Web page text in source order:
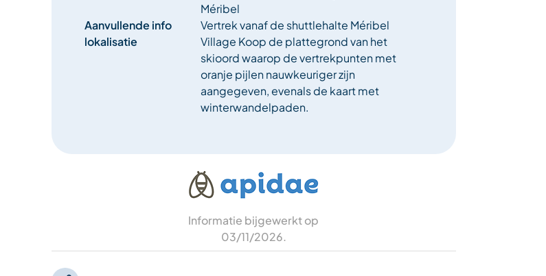
Méribel
Aanvullende info
lokalisatie
Vertrek vanaf de shuttlehalte Méribel
Village Koop de plattegrond van het
skioord waarop de vertrekpunten met
oranje pijlen nauwkeuriger zijn
aangegeven, evenals de kaart met
winterwandelpaden.
Informatie bijgewerkt op
03/11/2026.